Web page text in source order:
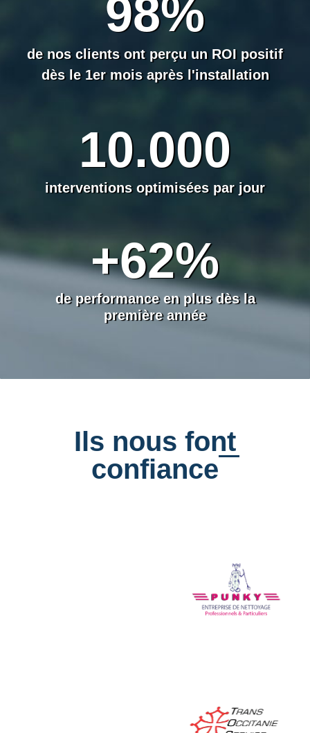
98%
de nos clients ont perçu un ROI positif
dès le 1er mois après l'installation
10.000
interventions optimisées par jour
+62%
de performance en plus dès la
première année
Ils nous font
confiance